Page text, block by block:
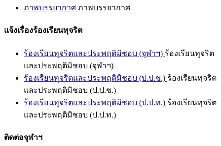
ภาพบรรยากาศ ภาพบรรยากาศ
แจ้งเรื่องร้องเรียนทุจริต
ร้องเรียนทุจริตและประพฤติมิชอบ (จุฬาฯ) ร้องเรียนทุจริต
และประพฤติมิชอบ (จุฬาฯ)
ร้องเรียนทุจริตและประพฤติมิชอบ (ป.ป.ช.) ร้องเรียนทุจริต
และประพฤติมิชอบ (ป.ป.ช.)
ร้องเรียนทุจริตและประพฤติมิชอบ (ป.ป.ท.) ร้องเรียนทุจริต
และประพฤติมิชอบ (ป.ป.ท.)
ติดต่อจุฬาฯ